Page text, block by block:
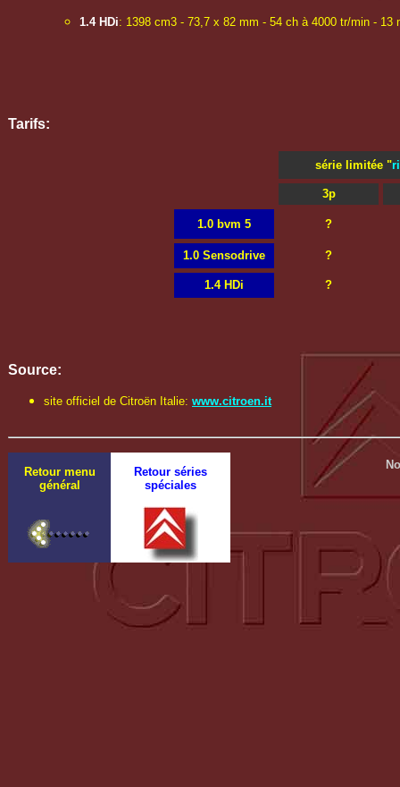
1.4 HDi: 1398 cm3 - 73,7 x 82 mm - 54 ch à 4000 tr/min -
Tarifs:
série limitée "
3p
1.0 bvm 5 ?
1.0 Sensodrive ?
1.4 HDi ?
Source:
site officiel de Citroën Italie: www.citroen.it
Retour menu
général
Retour séries
spéciales